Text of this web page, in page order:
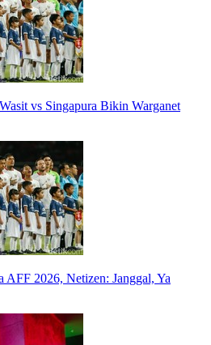
vs Singapura Bikin Warganet
AFF 2026, Netizen: Janggal, Ya